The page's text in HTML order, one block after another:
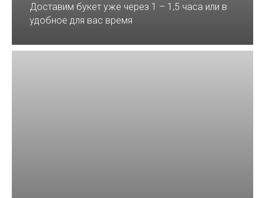
Доставим букет уже через 1 – 1,5 часа или в
удобное для вас время